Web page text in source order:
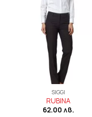
SIGGI
RUBINA
62.00 лв.